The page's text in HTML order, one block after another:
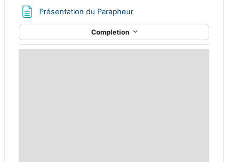
Présentation du ParapheurPage
Completion